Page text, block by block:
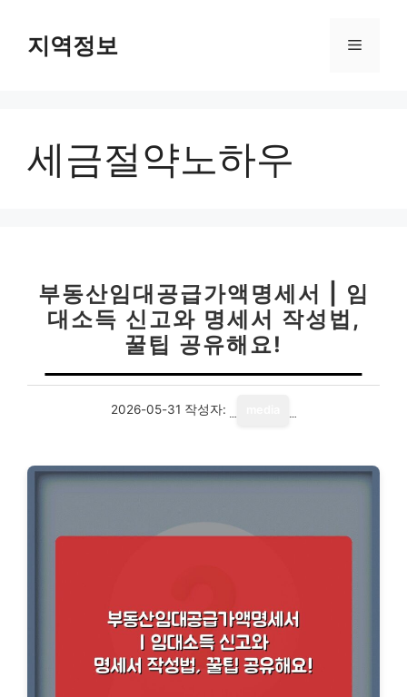
지역정보 메
세금절약노하우
부동산임대공급가액명세서 | 임
대소득 신고와 명세서 작성법,
꿀팁 공유해요!
2026-05-31 작성자: